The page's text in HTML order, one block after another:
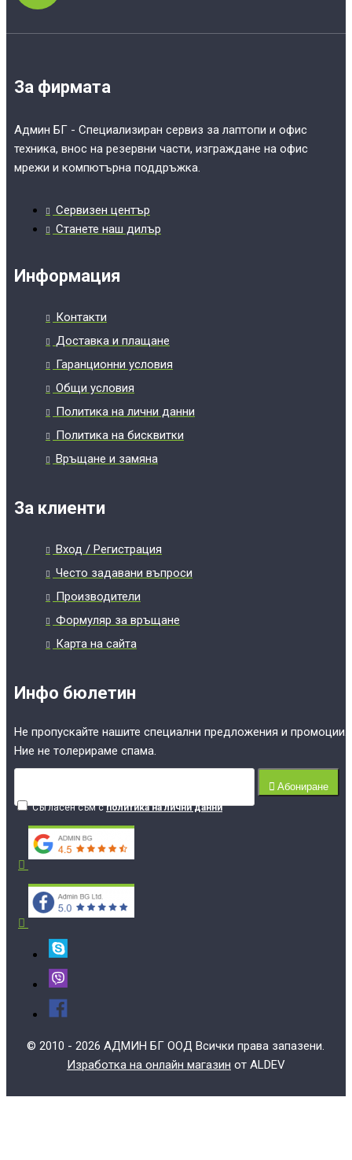
За фирмата
Админ БГ - Специализиран сервиз за лаптопи и офис
техника, внос на резервни части, изграждане на офис
мрежи и компютърна поддръжка.
Сервизен център
Станете наш дилър
Информация
Контакти
Доставка и плащане
Гаранционни условия
Общи условия
Политика на лични данни
Политика на бисквитки
Връщане и замяна
За клиенти
Вход / Регистрация
Често задавани въпроси
Производители
Формуляр за връщане
Карта на сайта
Инфо бюлетин
Не пропускайте нашите специални предложения и промоции.
Ние не толерираме спама.
Абониране
Съгласен съм сполитика на лични данни
© 2010 - 2026 АДМИН БГ ООД Всички права запазени.
Изработка на онлайн магазин от ALDEV